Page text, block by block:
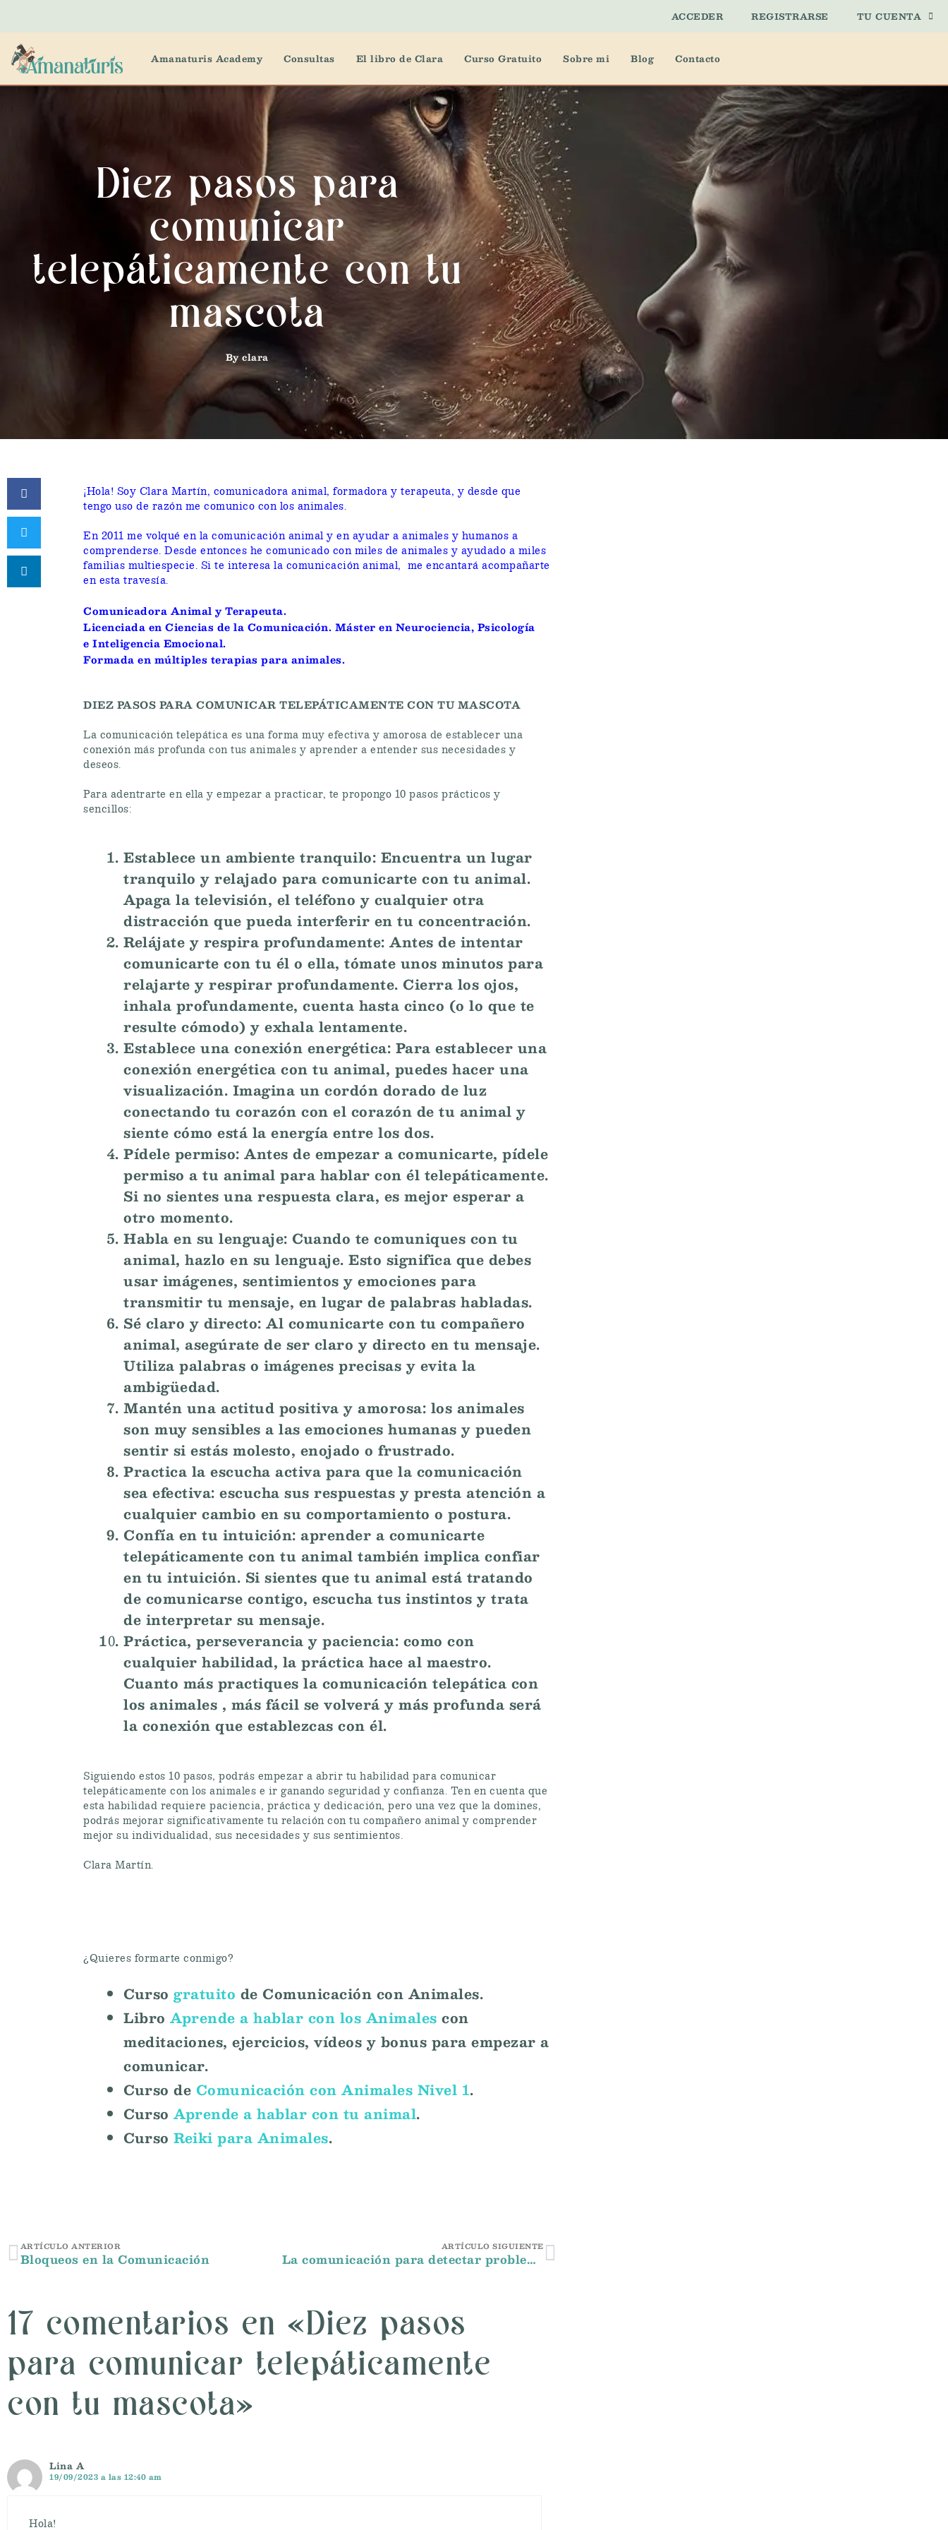
ACCEDER REGISTRARSE TU CUENTA
Amanaturis Academy Consultas El libro de Clara Curso Gratuito Sobre mi Blog Contacto
Diez pasos para
comunicar
telepáticamente con tu
mascota
Byclara
¡Hola! Soy Clara Martín, comunicadora animal, formadora y terapeuta, y desde que
tengo uso de razón me comunico con los animales.
En 2011 me volqué en la comunicación animal y en ayudar a animales y humanos a
comprenderse.
Desde entonces he comunicado con miles de animales y ayudado a miles
familias multiespecie.
Si te interesa la comunicación animal, me encantará acompañarte
en esta travesía.
Comunicadora Animal y Terapeuta.
Licenciada en Ciencias de la Comunicación. Máster en Neurociencia, Psicología
e Inteligencia Emocional.
Formada en múltiples terapias para animales.
DIEZ PASOS PARA COMUNICAR TELEPÁTICAMENTE CON TU MASCOTA
La comunicación telepática es una forma muy efectiva y amorosa de establecer una
conexión más profunda con tus animales y aprender a entender sus necesidades y
deseos.
Para adentrarte en ella y empezar a practicar, te propongo 10 pasos prácticos y
sencillos:
Establece un ambiente tranquilo: Encuentra un lugar
tranquilo y relajado para comunicarte con tu animal.
Apaga la televisión, el teléfono y cualquier otra
distracción que pueda interferir en tu concentración.
Relájate y respira profundamente: Antes de intentar
comunicarte con tu él o ella, tómate unos minutos para
relajarte y respirar profundamente. Cierra los ojos,
inhala profundamente, cuenta hasta cinco (o lo que te
resulte cómodo) y exhala lentamente.
Establece una conexión energética: Para establecer una
conexión energética con tu animal, puedes hacer una
visualización. Imagina un cordón dorado de luz
conectando tu corazón con el corazón de tu animal y
siente cómo está la energía entre los dos.
Pídele permiso: Antes de empezar a comunicarte, pídele
permiso a tu animal para hablar con él telepáticamente.
Si no sientes una respuesta clara, es mejor esperar a
otro momento.
Habla en su lenguaje: Cuando te comuniques con tu
animal, hazlo en su lenguaje. Esto significa que debes
usar imágenes, sentimientos y emociones para
transmitir tu mensaje, en lugar de palabras habladas.
Sé claro y directo: Al comunicarte con tu compañero
animal, asegúrate de ser claro y directo en tu mensaje.
Utiliza palabras o imágenes precisas y evita la
ambigüedad.
Mantén una actitud positiva y amorosa: los animales
son muy sensibles a las emociones humanas y pueden
sentir si estás molesto, enojado o frustrado.
Practica la escucha activa para que la comunicación
sea efectiva: escucha sus respuestas y presta atención a
cualquier cambio en su comportamiento o postura.
Confía en tu intuición: aprender a comunicarte
telepáticamente con tu animal también implica confiar
en tu intuición. Si sientes que tu animal está tratando
de comunicarse contigo, escucha tus instintos y trata
de interpretar su mensaje.
Práctica, perseverancia y paciencia: como con
cualquier habilidad, la práctica hace al maestro.
Cuanto más practiques la comunicación telepática con
los animales , más fácil se volverá y más profunda será
la conexión que establezcas con él.
Siguiendo estos 10 pasos, podrás empezar a abrir tu habilidad para comunicar
telepáticamente con los animales e ir ganando seguridad y confianza. Ten en cuenta que
esta habilidad requiere paciencia, práctica y dedicación, pero una vez que la domines,
podrás mejorar significativamente tu relación con tu compañero animal y comprender
mejor su individualidad, sus necesidades y sus sentimientos.
Clara Martín.
¿Quieres formarte conmigo?
Curso gratuito de Comunicación con Animales.
Libro Aprende a hablar con los Animales con
meditaciones, ejercicios, vídeos y bonus para empezar a
comunicar.
Curso de Comunicación con Animales Nivel 1.
Curso Aprende a hablar con tu animal.
Curso Reiki para Animales.
ARTÍCULO ANTERIOR
Bloqueos en la Comunicación
ARTÍCULO SIGUIENTE
La comunicación para detectar problemas de salud
17 comentarios en «Diez pasos
para comunicar telepáticamente
con tu mascota»
Lina A
19/09/2023 a las 12:40 am
Hola!